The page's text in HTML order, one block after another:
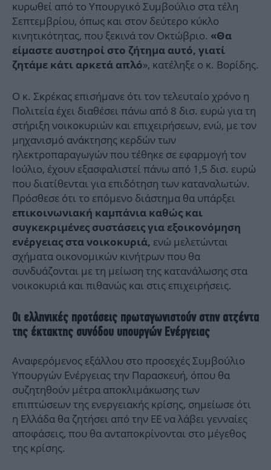
κυρωθεί από το Υπουργικό Συμβούλιο στα τέλη
Σεπτεμβρίου, όπως και στον δεύτερο κύκλο
κινητικότητας, που ξεκινά τον Οκτώβριο. «Θα
είμαστε αυστηροί στο ζήτημα αυτό, γιατί
ζητάμε κάτι αρκετά απλό», κατέληξε ο κ. Βορίδης.
Ο κ. Σκρέκας επισήμανε ότι τον τελευταίο χρόνο η
Πολιτεία έχει διαθέσει πάνω από 8 δισ. ευρώ για τη
στήριξη νοικοκυριών και επιχειρήσεων, ενώ, με τον
μηχανισμό ανάκτησης κερδών των
ηλεκτροπαραγωγών που τέθηκε σε εφαρμογή τον
Ιούλιο, έχουν εξασφαλιστεί πάνω από 1,5 δισ. ευρώ
που διατίθενται για επιδότηση των καταναλωτών.
Πρόσθεσε ότι το επόμενο διάστημα θα υπάρξει
επικοινωνιακή καμπάνια καθώς και
συγκεκριμένες συστάσεις για εξοικονόμηση
ενέργειας στα νοικοκυριά, ενώ μελετώνται
σχήματα οικονομικών κινήτρων που θα
συνδυάζονται με τη μείωση της κατανάλωσης στα
νοικοκυριά και πιθανώς και στις επιχειρήσεις.
Οι ελληνικές προτάσεις πρωταγωνιστούν στην ατζέντα
της έκτακτης συνόδου υπουργών Ενέργειας
Αναφερόμενος εξάλλου στο προσεχές Συμβούλιο
Υπουργών Ενέργειας την Παρασκευή, όπου θα
συζητηθούν μέτρα αποκλιμάκωσης των
επιπτώσεων της ενεργειακής κρίσης, σημείωσε ότι
η Ελλάδα θα ζητήσει από την ΕΕ να λάβει γενναίες
αποφάσεις, που θα ανταποκρίνονται στο μέγεθος
της κρίσης.